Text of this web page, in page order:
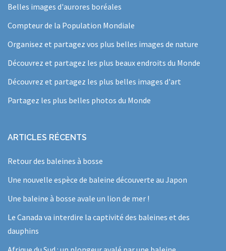
Belles images d'aurores boréales
Compteur de la Population Mondiale
Organisez et partagez vos plus belles images de nature
Découvrez et partagez les plus beaux endroits du Monde
Découvrez et partagez les plus belles images d'art
Partagez les plus belles photos du Monde
ARTICLES RÉCENTS
Retour des baleines à bosse
Une nouvelle espèce de baleine découverte au Japon
Une baleine à bosse avale un lion de mer !
Le Canada va interdire la captivité des baleines et des
dauphins